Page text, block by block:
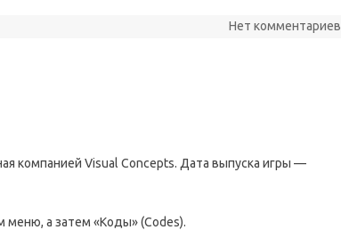
Нет комментариев
компанией Visual Concepts. Дата выпуска игры —
меню, а затем «Коды» (Codes).